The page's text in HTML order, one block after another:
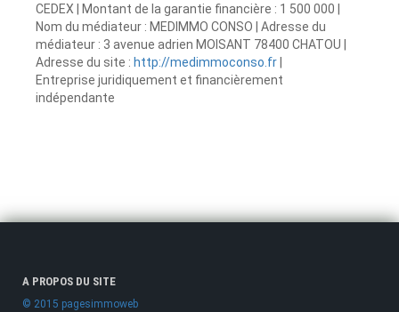
CEDEX | Montant de la garantie financière : 1 500 000 |
Nom du médiateur : MEDIMMO CONSO | Adresse du
médiateur : 3 avenue adrien MOISANT 78400 CHATOU |
Adresse du site : http://medimmoconso.fr
Entreprise juridiquement et financièrement
indépendante
A PROPOS DU SITE
© 2015 pagesimmoweb